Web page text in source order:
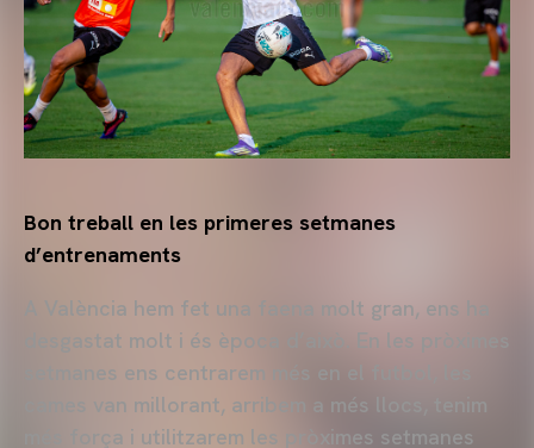
Bon treball en les primeres setmanes
d’entrenaments
A València hem fet una faena molt gran, ens ha
desgastat molt i és època d’això. En les pròximes
setmanes ens centrarem més en el futbol, les
cames van millorant, arribem a més llocs, tenim
més força i utilitzarem les pròximes setmanes